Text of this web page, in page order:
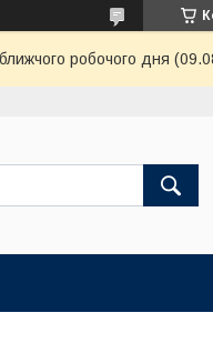
робочого дня